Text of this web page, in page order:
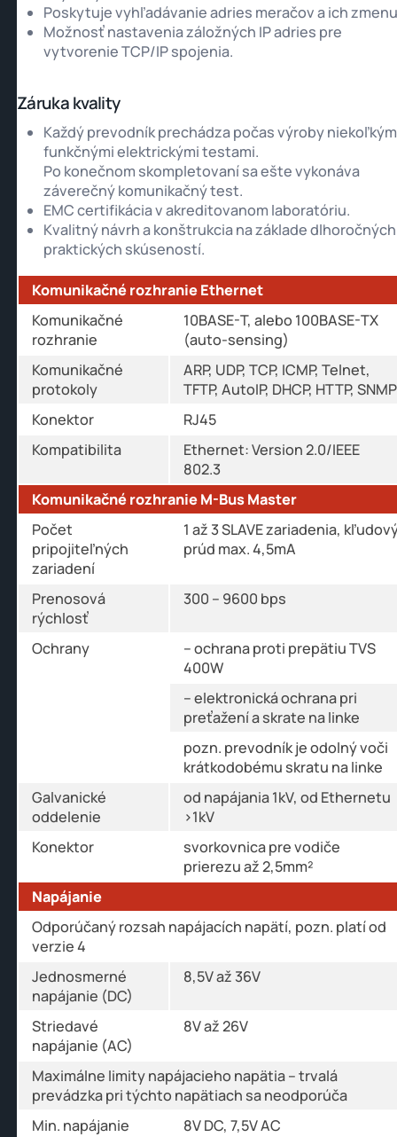
Poskytuje vyhľadávanie adries meračov a ich
Možnosť nastavenia záložných IP adries pre
vytvorenie TCP/IP spojenia.
Záruka kvality
Každý prevodník prechádza počas výroby
funkčnými elektrickými testami.
Po konečnom skompletovaní sa ešte vykonáva
záverečný komunikačný test.
EMC certifikácia v akreditovanom laboratóriu.
Kvalitný návrh a konštrukcia na základe dlhoročných
praktických skúseností.
Komunikačné rozhranie Ethernet
Komunikačné
rozhranie
10BASE-T, alebo 100BASE-TX
(auto-sensing)
Komunikačné
protokoly
ARP, UDP, TCP, ICMP, Telnet,
TFTP, AutoIP, DHCP, HTTP, SNMP
Konektor
RJ45
Kompatibilita
Ethernet: Version 2.0/IEEE
802.3
Komunikačné rozhranie M-Bus Master
Počet
pripojiteľných
zariadení
1 až 3 SLAVE zariadenia,
prúd max. 4,5mA
Prenosová
rýchlosť
300 – 9600 bps
Ochrany
– ochrana proti prepätiu TVS
400W
– elektronická ochrana pri
preťažení a skrate na linke
pozn. prevodník je odolný voči
krátkodobému skratu na linke
Galvanické
oddelenie
od napájania 1kV, od Ethernetu
>1kV
Konektor
svorkovnica pre vodiče
prierezu až 2,5mm²
Napájanie
Odporúčaný rozsah napájacích napätí, pozn. platí od
verzie 4
Jednosmerné
napájanie (DC)
8,5V až 36V
Striedavé
napájanie (AC)
8V až 26V
Maximálne limity napájacieho napätia – trvalá
prevádzka pri týchto napätiach sa neodporúča
Min. napájanie
8V DC, 7,5V AC